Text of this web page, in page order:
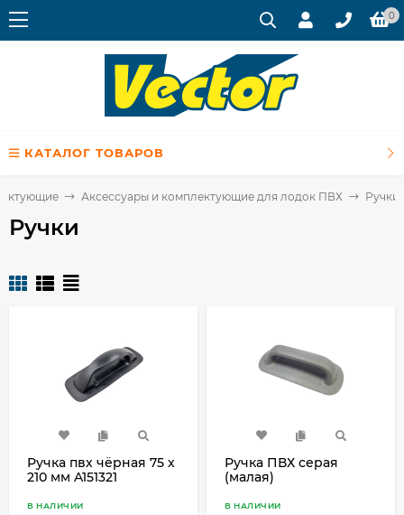
0
КАТАЛОГ ТОВАРОВ
Аксессуары и комплектующие для лодок ПВХ Ручки
Ручки
Ручка пвх чёрная 75 х
210 мм A151321
В НАЛИЧИИ
Ручка ПВХ серая
(малая)
В НАЛИЧИИ